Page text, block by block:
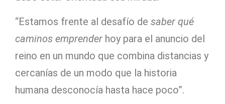
“Estamos frente al desafío de saber qué
caminos emprender hoy para el anuncio del
reino en un mundo que combina distancias y
cercanías de un modo que la historia
humana desconocía hasta hace poco”.